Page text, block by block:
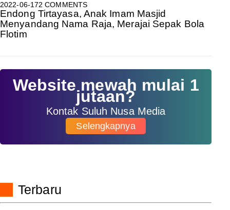
2022-06-172 COMMENTS
Endong Tirtayasa, Anak Imam Masjid
Menyandang Nama Raja, Merajai Sepak Bola
Flotim
Website mewah mulai 1
jutaan?
Kontak Suluh Nusa Media
Selengkapnya
Terbaru